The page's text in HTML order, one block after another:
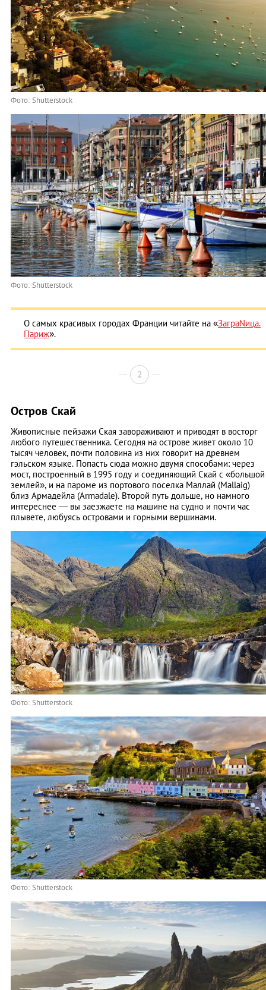
Фото: Shutterstock
Фото: Shutterstock
О самых красивых городах Франции читайте на «ЗаграNица.
Париж».
2
Остров Скай
Живописные пейзажи Ская завораживают и приводят в восторг
любого путешественника. Сегодня на острове живет около 10
тысяч человек, почти половина из них говорит на древнем
гэльском языке. Попасть сюда можно двумя способами: через
мост, построенный в 1995 году и соединяющий Скай с «большой
землей», и на пароме из портового поселка Маллай (Mallaig)
близ Армадейла (Armadale). Второй путь дольше, но намного
интереснее — вы заезжаете на машине на судно и почти час
плывете, любуясь островами и горными вершинами.
Фото: Shutterstock
Фото: Shutterstock